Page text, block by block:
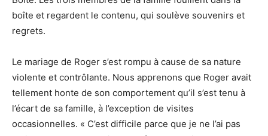
boîte et regardent le contenu, qui soulève souvenirs et
regrets.
Le mariage de Roger s’est rompu à cause de sa nature
violente et contrôlante. Nous apprenons que Roger avait
tellement honte de son comportement qu’il s’est tenu à
l’écart de sa famille, à l’exception de visites
occasionnelles. « C’est difficile parce que je ne l’ai pas